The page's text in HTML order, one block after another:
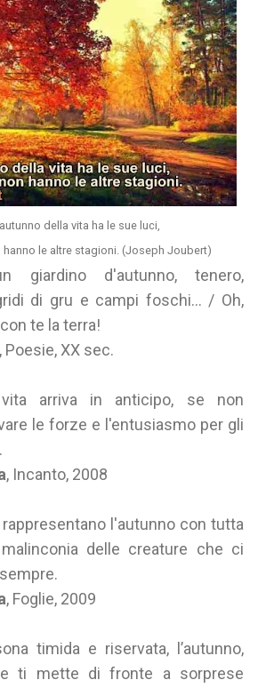
della vita ha le sue luci,
hanno le altre stagioni. (Joseph Joubert)
giardino d'autunno, tenero,
di gru e campi foschi... / Oh,
te la terra!
, Poesie, XX sec.
arriva in anticipo, se non
le forze e l'entusiasmo per gli
, Incanto, 2008
l'autunno con tutta
delle creature che ci
, Foglie, 2009
timida e riservata, l’autunno,
ti mette di fronte a sorprese